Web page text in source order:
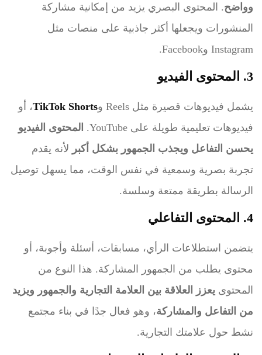
وواضح. المحتوى البصري يزيد من إمكانية مشاركة
المنشورات ويجعلها أكثر جاذبية على منصات مثل
Instagram وFacebook.
3. المحتوى الفيديو
يشمل فيديوهات قصيرة مثل Reels و TikTok Shorts، أو
فيديوهات تعليمية طويلة على YouTube.
المحتوى الفيديو
يحسن التفاعل ويجذب الجمهور بشكل أكبر لأنه يقدم
تجربة بصرية وسمعية في نفس الوقت، مما يسهل توصيل
الرسالة بطريقة ممتعة وسلسة.
4. المحتوى التفاعلي
يتضمن استطلاعات الرأي، مسابقات، أسئلة وأجوبة، أو
محتوى يطلب من الجمهور المشاركة. هذا النوع من
المحتوى يعزز العلاقة بين العلامة التجارية والجمهور ويزيد
من التفاعل والمشاركة، وهو فعال جدًا في بناء مجتمع
نشط حول علامتك التجارية.